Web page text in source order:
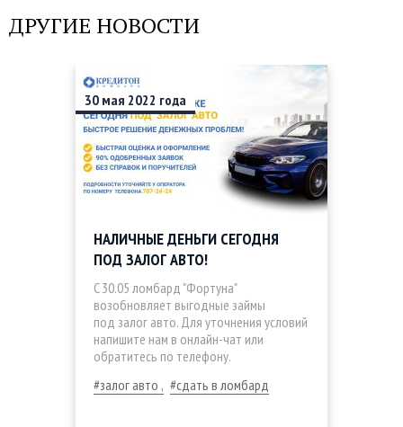
ДРУГИЕ НОВОСТИ
30 мая 2022 года
НАЛИЧНЫЕ ДЕНЬГИ СЕГОДНЯ
ПОД ЗАЛОГ АВТО!
C 30.05 ломбард "Фортуна"
возобновляет выгодные займы
под залог авто. Для уточнения условий
напишите нам в онлайн-чат или
обратитесь по телефону.
залог авто
сдать в ломбард